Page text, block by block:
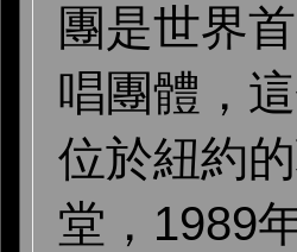
團是世界
唱團體，
位於紐約
堂，1989